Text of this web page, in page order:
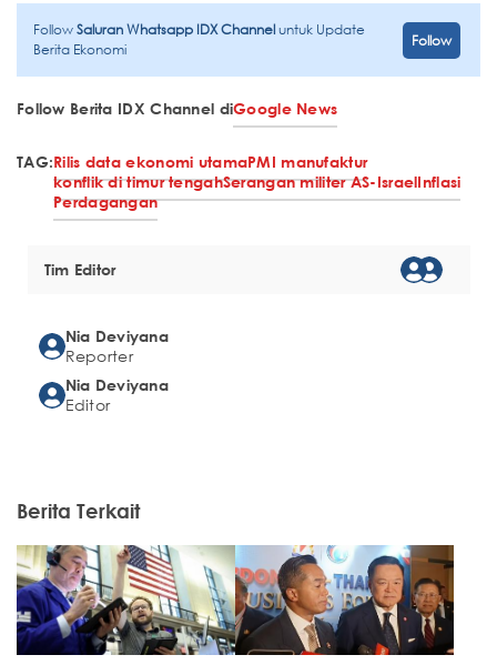
FollowSaluran Whatsapp IDX Channeluntuk Update
Berita Ekonomi
Follow
Follow Berita IDX Channel diGoogle News
TAG:Rilis data ekonomi utamaPMI manufaktur
konflik di timur tengahSerangan militer AS-IsraelInflasi
Perdagangan
Tim Editor
Nia Deviyana
Reporter
Nia Deviyana
Editor
Berita Terkait